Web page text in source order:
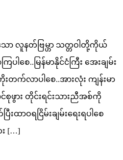
ော လူနတ်ဗြမ္ဟာ သတ္တဝါတို့ကိုယ်
ြပါစေ..မြန်မာနိုင်ငံကြီး အေးချမ်း
းတက်လာပါစေ..အားလုံး ကျန်းမာ
င်စုဖွား တိုင်းရင်းသားညီအစ်ကို
ထာဝရငြိမ်းချမ်းရေးရပါစေ
[…]